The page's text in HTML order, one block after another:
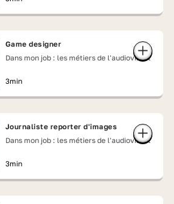
Game designer
Dans mon job : les métiers de l'audiovisuel
3min
Journaliste reporter d'images
Dans mon job : les métiers de l'audiovisuel
3min